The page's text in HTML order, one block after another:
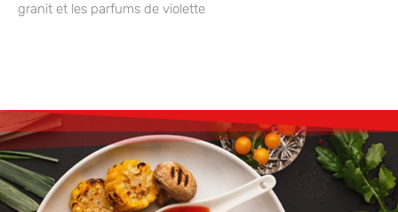
granit et les parfums de violette